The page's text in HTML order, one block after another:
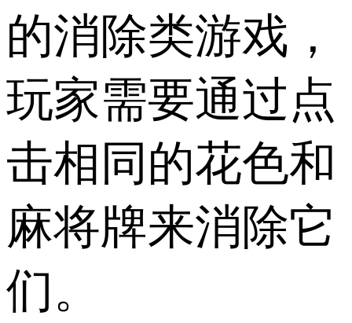
的消除类游戏，
玩家需要通过点
击相同的花色和
麻将牌来消除它
们。